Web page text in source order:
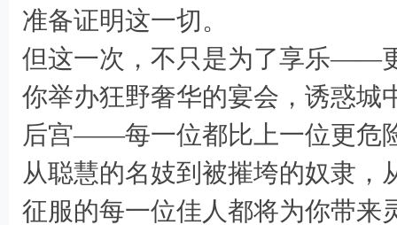
准备证明这一切。
但这一次，不只是为了享乐——
你举办狂野奢华的宴会，诱惑城
后宫——每一位都比上一位更危
从聪慧的名妓到被摧垮的奴隶
征服的每一位佳人都将为你带来